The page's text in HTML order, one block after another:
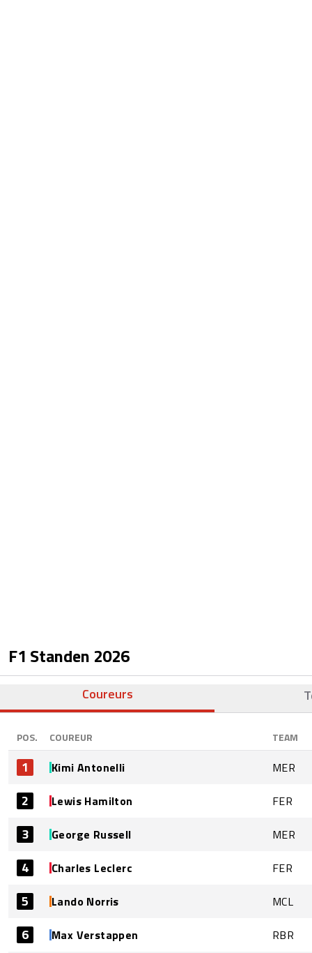
F1 Standen 2026
Coureurs
POS. COUREUR TEAM
1 Kimi Antonelli MER
2 Lewis Hamilton FER
3 George Russell MER
4 Charles Leclerc FER
5 Lando Norris MCL
6 Max Verstappen RBR